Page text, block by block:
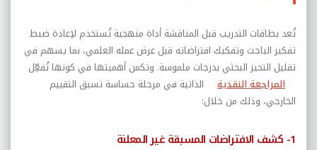
تُعد بطاقات التدريب قبل المناقشة أداة منهجية تُستخدم لإعادة ضبط
تفكير الباحث وتفكيك افتراضاته قبل عرض عمله العلمي، بما يسهم في
تقليل التحيز البحثي بدرجات ملموسة. وتكمن أهميتها في كونها تُفعِّل
المراجعة النقدية
الذاتية في مرحلة حساسة تسبق التقييم
الخارجي، وذلك من خلال:
1- كشف الافتراضات المسبقة غير المعلنة